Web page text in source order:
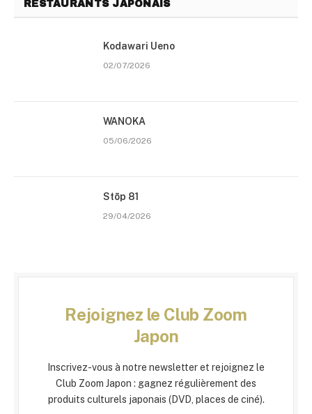
RESTAURANTS JAPONAIS
Kodawari Ueno
02/07/2026
WANOKA
05/06/2026
Stōp 81
29/04/2026
Rejoignez le Club Zoom
Japon
Inscrivez-vous à notre newsletter et rejoignez le
Club Zoom Japon : gagnez régulièrement des
produits culturels japonais (DVD, places de ciné).